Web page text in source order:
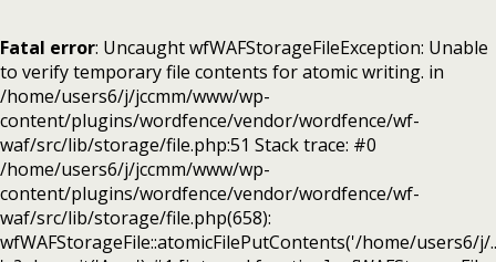
Fatal error: Uncaught wfWAFStorageFileException: Unable
to verify temporary file contents for atomic writing. in
/home/users6/j/jccmm/www/wp-
content/plugins/wordfence/vendor/wordfence/wf-
waf/src/lib/storage/file.php:51 Stack trace: #0
/home/users6/j/jccmm/www/wp-
content/plugins/wordfence/vendor/wordfence/wf-
waf/src/lib/storage/file.php(658):
wfWAFStorageFile::atomicFilePutContents('/home/users6/j/